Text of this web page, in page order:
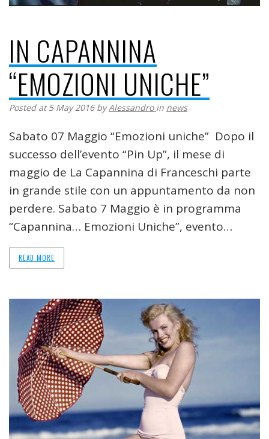
IN CAPANNINA
“EMOZIONI UNICHE”
Posted at 5 May 2016 byAlessandro in news
Sabato 07 Maggio “Emozioni uniche” Dopo il
successo dell’evento “Pin Up”, il mese di
maggio de La Capannina di Franceschi parte
in grande stile con un appuntamento da non
perdere. Sabato 7 Maggio è in programma
“Capannina… Emozioni Uniche”, evento…
READ MORE